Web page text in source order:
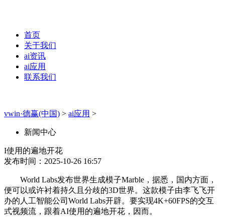
首页
关于我们
ai资讯
ai应用
联系我们
vwin·德赢(中国) > ai应用 >
新闻中心
I使用的遍地开花
发布时间：2025-10-26 16:57
World Labs发布世界生成模子Marble，据悉，国内方面，
便可以或许衬着持久且分歧的3D世界。这款模子由李飞飞开
办的人工智能公司World Labs开辟。要实现4K+60FPS的交互
式视频流，跟着AI使用的遍地开花，因而。